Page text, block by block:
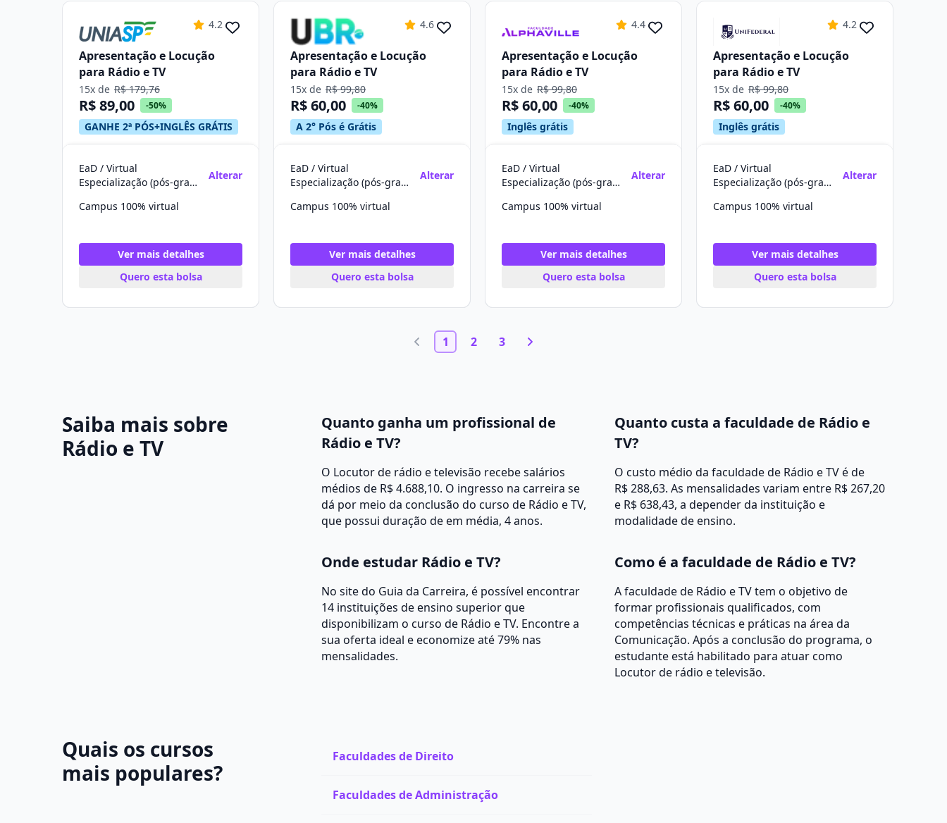
4.2
Apresentação e Locução
para Rádio e TV
15x de R$ 179,76
R$ 89,00 -50%
GANHE 2ª PÓS+INGLÊS GRÁTIS
EaD / Virtual
Especialização (pós-graduação)
Alterar
Campus 100% virtual
Ver mais detalhes
Quero esta bolsa
4.6
Apresentação e Locução
para Rádio e TV
15x de R$ 99,80
R$ 60,00 -40%
A 2° Pós é Grátis
EaD / Virtual
Especialização (pós-graduação)
Alterar
Campus 100% virtual
Ver mais detalhes
Quero esta bolsa
4.4
Apresentação e Locução
para Rádio e TV
15x de R$ 99,80
R$ 60,00 -40%
Inglês grátis
EaD / Virtual
Especialização (pós-graduação)
Alterar
Campus 100% virtual
Ver mais detalhes
Quero esta bolsa
4.2
Apresentação e Locução
para Rádio e TV
15x de R$ 99,80
R$ 60,00 -40%
Inglês grátis
EaD / Virtual
Especialização (pós-graduação)
Alterar
Campus 100% virtual
Ver mais detalhes
Quero esta bolsa
1 2 3
Saiba mais sobre
Rádio e TV
Quanto ganha um profissional de
Rádio e TV?
O Locutor de rádio e televisão recebe salários
médios de R$ 4.688,10. O ingresso na carreira se
dá por meio da conclusão do curso de Rádio e TV,
que possui duração de em média, 4 anos.
Quanto custa a faculdade de Rádio e
TV?
O custo médio da faculdade de Rádio e TV é de
R$ 288,63. As mensalidades variam entre R$ 267,20
e R$ 638,43, a depender da instituição e
modalidade de ensino.
Onde estudar Rádio e TV?
No site do Guia da Carreira, é possível encontrar
14 instituições de ensino superior que
disponibilizam o curso de Rádio e TV. Encontre a
sua oferta ideal e economize até 79% nas
mensalidades.
Como é a faculdade de Rádio e TV?
A faculdade de Rádio e TV tem o objetivo de
formar profissionais qualificados, com
competências técnicas e práticas na área da
Comunicação. Após a conclusão do programa, o
estudante está habilitado para atuar como
Locutor de rádio e televisão.
Quais os cursos
mais populares?
Faculdades de Direito
Faculdades de Administração